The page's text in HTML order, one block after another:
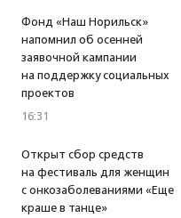
Фонд «Наш Норильск»
напомнил об осенней
заявочной кампании
на поддержку социальных
проектов
16:31
Открыт сбор средств
на фестиваль для женщин
с онкозаболеваниями «Еще
краше в танце»